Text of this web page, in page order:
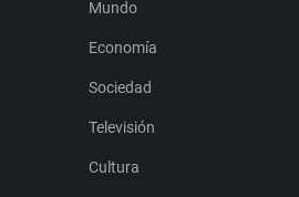
Mundo
Economía
Sociedad
Televisión
Cultura